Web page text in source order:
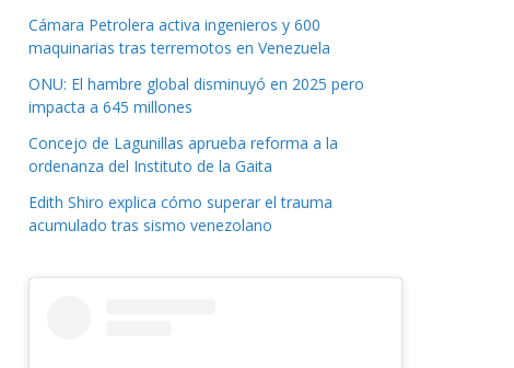
Cámara Petrolera activa ingenieros y 600
maquinarias tras terremotos en Venezuela
ONU: El hambre global disminuyó en 2025 pero
impacta a 645 millones
Concejo de Lagunillas aprueba reforma a la
ordenanza del Instituto de la Gaita
Edith Shiro explica cómo superar el trauma
acumulado tras sismo venezolano